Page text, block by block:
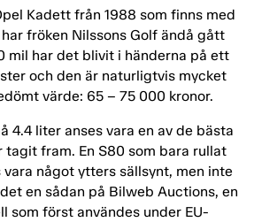
Kadett från 1988 som finns med
fröken Nilssons Golf ändå gått
mil har det blivit i händerna på ett
och den är naturligtvis mycket
värde: 65 – 75 000 kronor.
4.4 liter anses vara en av de bästa
tagit fram. En S80 som bara rullat
något ytters sällsynt, men inte
en sådan på Bilweb Auctions, en
som först användes under EU-